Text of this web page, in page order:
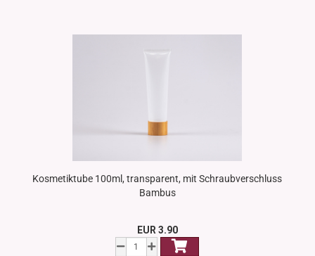
Kosmetiktube 100ml, transparent, mit Schraubverschluss
Bambus
EUR 3.90